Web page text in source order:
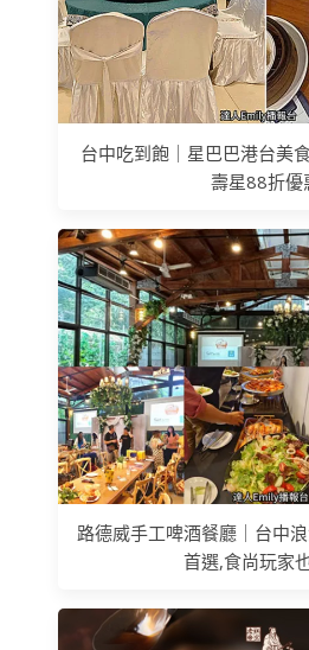
台中吃到飽｜星巴巴港台美
壽星88折優
路德威手工啤酒餐廳｜台中
首選,食尚玩家